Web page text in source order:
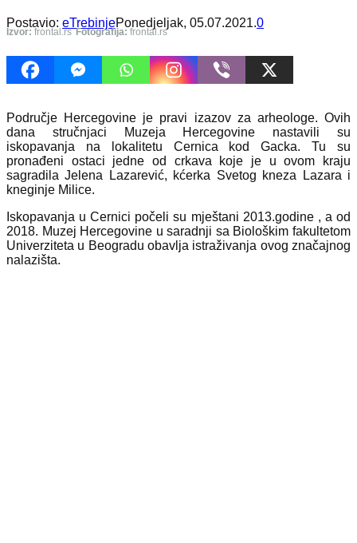
Postavio: eTrebinjePonedjeljak, 05.07.2021.0
Izvor: frontal.rs Fotografija: frontal.rs
Područje Hercegovine je pravi izazov za arheologe. Ovih
dana stručnjaci Muzeja Hercegovine nastavili su
iskopavanja na lokalitetu Cernica kod Gacka. Tu su
pronađeni ostaci jedne od crkava koje je u ovom kraju
sagradila Jelena Lazarević, kćerka Svetog kneza Lazara i
kneginje Milice.
Iskopavanja u Cernici počeli su mještani 2013.godine , a od
2018. Muzej Hercegovine u saradnji sa Biološkim fakultetom
Univerziteta u Beogradu obavlja istraživanja ovog značajnog
nalazišta.